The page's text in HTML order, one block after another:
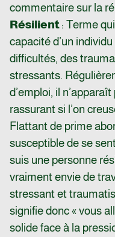
commentaire sur la
Résilient: Terme
capacité d’un
difficultés, des
stressants.
d’emploi, il
rassurant si l’on
Flattant de prime
susceptible de se
suis une personne
vraiment envie de
stressant et
signifie donc « vous
solide face à la